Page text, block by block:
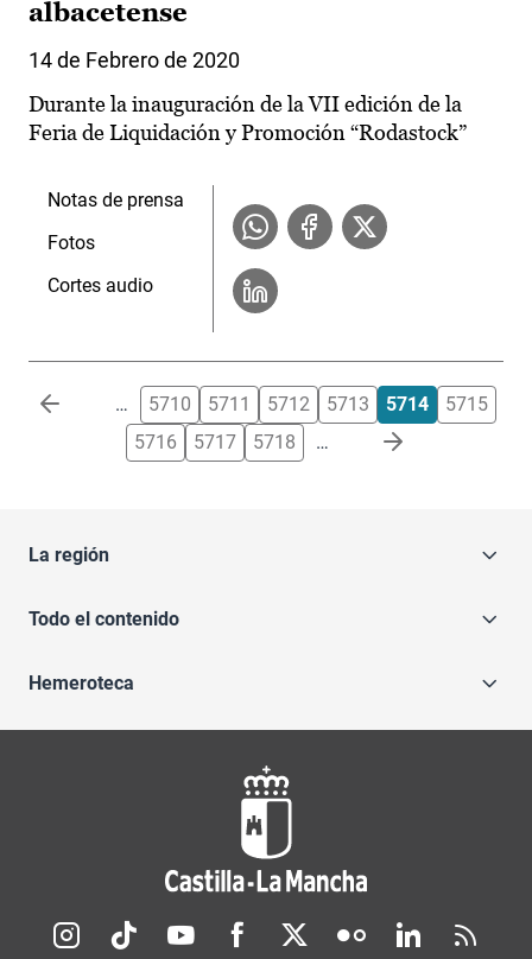
albacetense
14 de Febrero de 2020
Durante la inauguración de la VII edición de la
Feria de Liquidación y Promoción “Rodastock”
Notas de prensa
Fotos
Cortes audio
Paginación … 5710 5711 5712 5713 5714
5715
5716
5717 5718 …
La región
Todo el contenido
Hemeroteca
Redes sociales JCCM